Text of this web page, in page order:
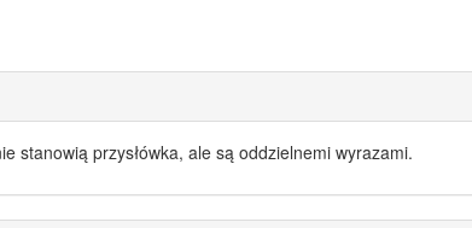
stanowią przysłówka, ale są oddzielnemi wyrazami.